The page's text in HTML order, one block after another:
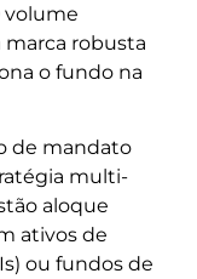
volume
robusta
o fundo na
de mandato
multi-
aloque
ativos de
ou fundos de